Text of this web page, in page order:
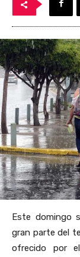
Este domingo
gran parte del
ofrecido por